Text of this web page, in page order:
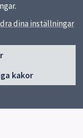
dina inställningar
kakor